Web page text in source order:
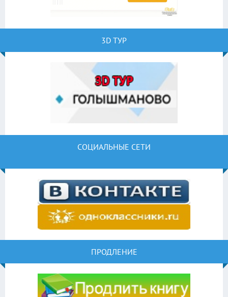
3D ТУР
СОЦИАЛЬНЫЕ СЕТИ
ПРОДЛЕНИЕ